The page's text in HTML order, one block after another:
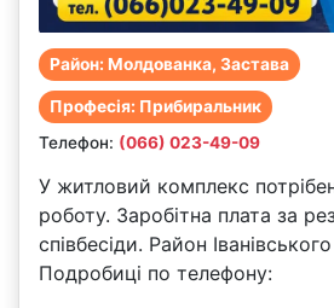
Район: Молдованка, Застава
Професія: Прибиральник
Телефон: (066) 023-49-09
У житловий комплекс
роботу. Заробітна плата за
співбесіди. Район
Подробиці по телефону: